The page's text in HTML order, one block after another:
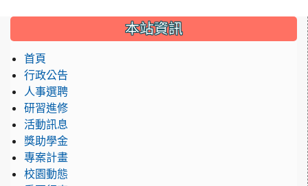
::: 本站資訊
首頁
行政公告
人事選聘
研習進修
活動訊息
獎助學金
專案計畫
校園動態